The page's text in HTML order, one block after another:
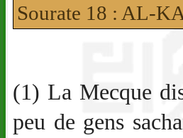
Sourate 18 : AL-
(1) La Mecque
peu de gens